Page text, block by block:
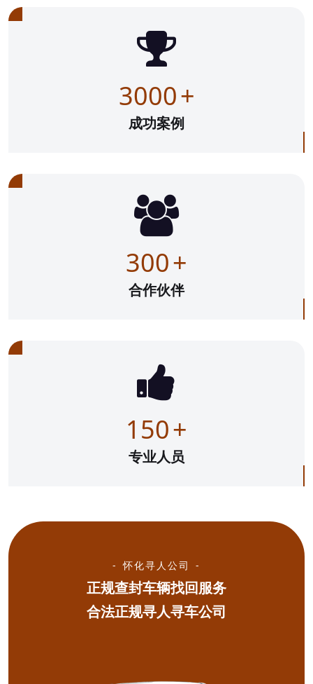
3000+
成功案例
300+
合作伙伴
150+
专业人员
怀化寻人公司
正规查封车辆找回服务
合法正规寻人寻车公司